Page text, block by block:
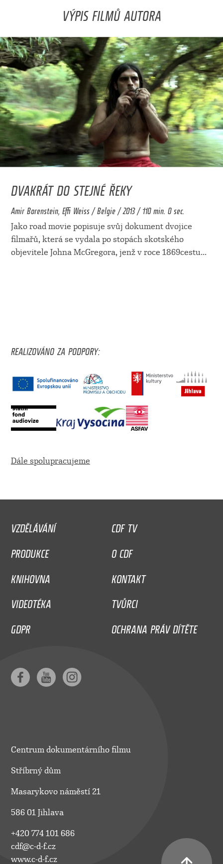
VÝPIS FILMŮ AUTORA
DVAKRÁT DO STEJNÉ ŘEKY
Amir Borenstein, Effi Weiss / Belgie / 2013 / 110 min. 0 sec.
Jako road movie popisuje svůj dokument dvojice
filmařů, která se vydala po stopách skotského
objevitele Johna McGregora, jenž v roce 1869cestu...
REALIZOVÁNO ZA PODPORY:
Dále spolupracujeme
VZDĚLÁVÁNÍ
CDF TV
PRODUKCE
O CDF
KNIHOVNA
KONTAKT
VIDEOTÉKA
TVŮRCI
GDPR
OCHRANA PRÁV DÍTĚTE
Centrum dokumentárního filmu
Stříbrný dům
Masarykovo náměstí 21
586 01 Jihlava
+420 774 101 686
cdf@c-d-f.cz
www.c-d-f.cz